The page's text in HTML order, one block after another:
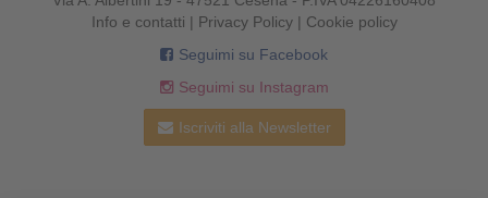
Info e contatti | Privacy Policy| Cookie policy
Seguimi su Facebook
Seguimi su Instagram
Iscriviti alla Newsletter